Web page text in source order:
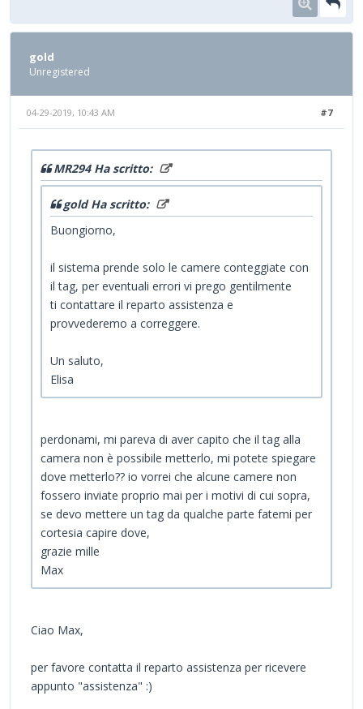
gold
Unregistered
#7
04-29-2019, 10:43 AM
MR294 Ha scritto:
gold Ha scritto:
Buongiorno,
il sistema prende solo le camere conteggiate con
il tag, per eventuali errori vi prego gentilmente
ti contattare il reparto assistenza e
provvederemo a correggere.
Un saluto,
Elisa
perdonami, mi pareva di aver capito che il tag alla
camera non è possibile metterlo, mi potete spiegare
dove metterlo?? io vorrei che alcune camere non
fossero inviate proprio mai per i motivi di cui sopra,
se devo mettere un tag da qualche parte fatemi per
cortesia capire dove,
grazie mille
Max
Ciao Max,
per favore contatta il reparto assistenza per ricevere
appunto "assistenza" :)